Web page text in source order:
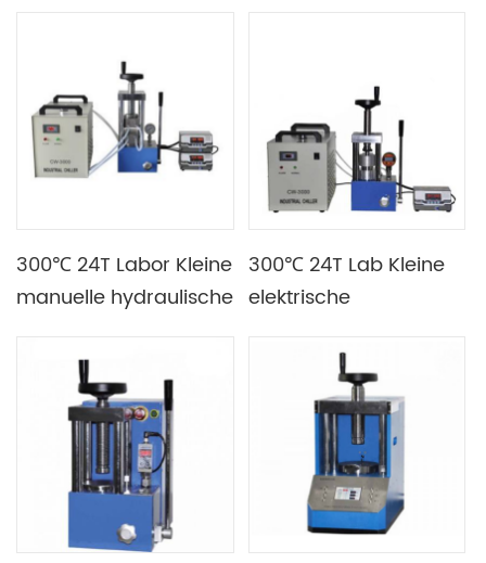
300℃ 24T Labor Kleine
manuelle hydraulische
Heizplatte
300℃ 24T Lab Kleine
elektrische
Heißpresse mit
doppelter Heizplatte